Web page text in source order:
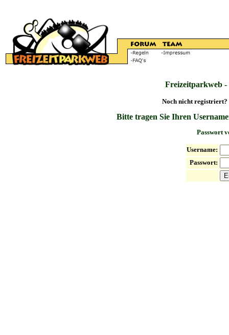
Freizeitparkweb
Noch nicht registriert?
Bitte tragen Sie Ihren
Passwort
Username:
Passwort: